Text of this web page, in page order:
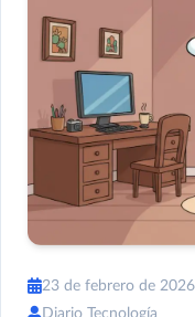
23 de febrero de
Diario Tecnología